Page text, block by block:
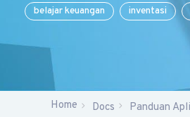
belajar keuangan
inventasi
Home Docs
Panduan